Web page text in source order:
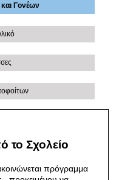
Γονέων
Σχολείο
πρόγραμμα